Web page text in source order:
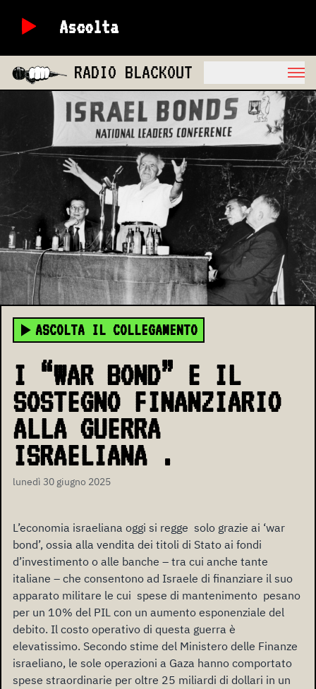
Ascolta
RADIO BLACKOUT
ASCOLTA IL COLLEGAMENTO
I “WAR BOND” E IL
SOSTEGNO FINANZIARIO
ALLA GUERRA
ISRAELIANA .
lunedì 30 giugno 2025
L’economia israeliana oggi si regge solo grazie ai ‘war
bond’, ossia alla vendita dei titoli di Stato ai fondi
d’investimento o alle banche – tra cui anche tante
italiane – che consentono ad Israele di finanziare il suo
apparato militare le cui spese di mantenimento pesano
per un 10% del PIL con un aumento esponenziale del
debito. Il costo operativo di questa guerra è
elevatissimo. Secondo stime del Ministero delle Finanze
israeliano, le sole operazioni a Gaza hanno comportato
spese straordinarie per oltre 25 miliardi di dollari in un